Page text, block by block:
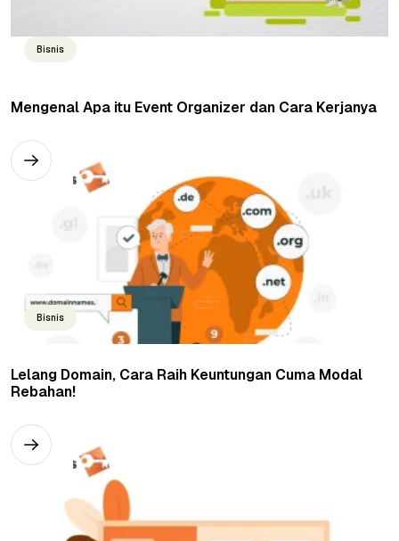
Bisnis
Mengenal Apa itu Event Organizer dan Cara Kerjanya
Bisnis
Lelang Domain, Cara Raih Keuntungan Cuma Modal
Rebahan!